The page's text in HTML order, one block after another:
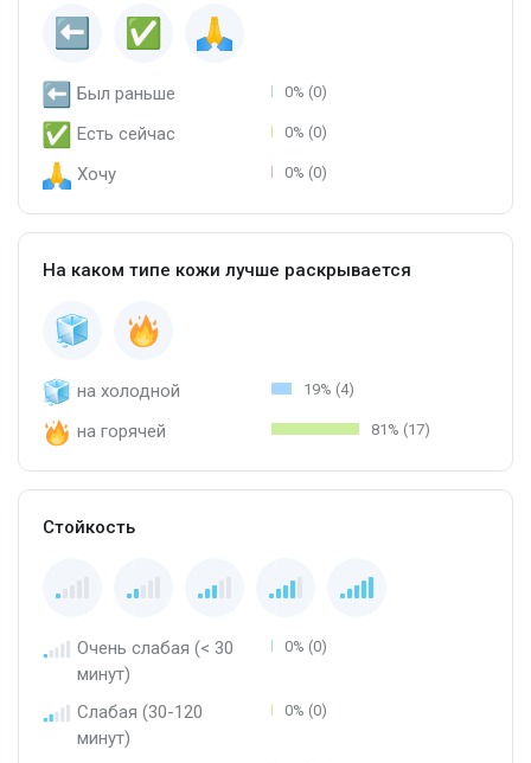
Был раньше 0% (0)
Есть сейчас 0% (0)
Хочу 0% (0)
На каком типе кожи лучше раскрывается
на холодной 19% (4)
на горячей 81% (17)
Стойкость
Очень слабая (< 30
минут)
0% (0)
Слабая (30-120
минут)
0% (0)